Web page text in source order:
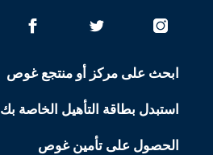
PADIابحث على مركز أو منتجع غوص
استبدل بطاقة التأهيل الخاصة بك
الحصول على تأمين غوص